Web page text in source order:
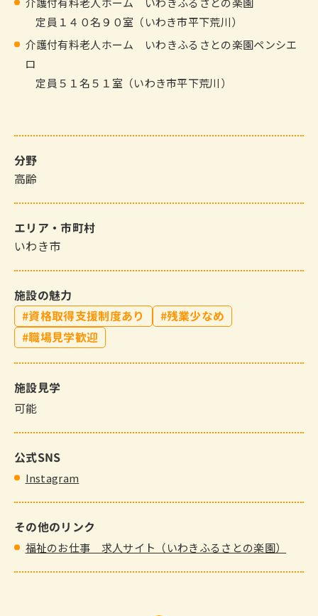
定員１４０名９０室（いわき市平下荒川）
介護付有料老人ホーム いわきふるさとの楽園ペンシエ
ロ
定員５１名５１室（いわき市平下荒川）
分野
高齢
エリア・市町村
いわき市
施設の魅力
資格取得支援制度あり
残業少なめ
職場見学歓迎
施設見学
可能
公式SNS
Instagram
その他のリンク
福祉のお仕事 求人サイト（いわきふるさとの楽園）